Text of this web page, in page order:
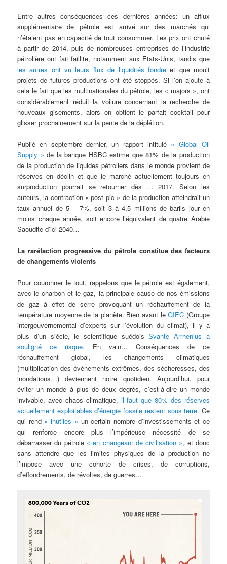
Entre autres conséquences ces dernières années: un afflux
supplémentaire de pétrole est arrivé sur des marchés qui
n’étaient pas en capacité de tout consommer. Les prix ont chuté
à partir de 2014, puis de nombreuses entreprises de l’industrie
pétrolière ont fait faillite, notamment aux Etats-Unis, tandis que
les autres ont vu leurs flux de liquidités fondreet que moult
projets de futures productions ont été stoppés. Si l’on ajoute à
cela le fait que les multinationales du pétrole, les « majors », ont
considérablement réduit la voilure concernant la recherche de
nouveaux gisements, alors on obtient le parfait cocktail pour
glisser prochainement sur la pente de la déplétion.
Publié en septembre dernier, un rapport intitulé « Global Oil
Supply » de la banque HSBC estime que 81% de la production
de la production de liquides pétroliers dans le monde provient de
réserves en déclin et que le marché actuellement toujours en
surproduction pourrait se retourner dès … 2017. Selon les
auteurs, la contraction « post pic » de la production atteindrait un
taux annuel de 5 – 7%, soit 3 à 4,5 millions de barils jour en
moins chaque année, soit encore l’équivalent de quatre Arabie
Saoudite d’ici 2040…
La raréfaction progressive du pétrole constitue des facteurs
de changements violents
Pour couronner le tout, rappelons que le pétrole est également,
avec le charbon et le gaz, la principale cause de nos émissions
de gaz à effet de serre provoquant un réchauffement de la
température moyenne de la planète. Bien avant leGIEC (Groupe
intergouvernemental d’experts sur l’évolution du climat), il y a
plus d’un siècle, le scientifique suédoisSvante Arrhenius a
souligné ce risque. En vain… Conséquences de ce
réchauffement global, les changements climatiques
(multiplication des événements extrêmes, des sécheresses, des
inondations…) deviennent notre quotidien. Aujourd’hui, pour
éviter un monde à plus de deux degrés, c’est-à-dire un monde
invivable, avec chaos climatique, il faut que 80% des réserves
actuellement exploitables d’énergie fossile restent sous terre. Ce
qui rend « inutiles » un certain nombre d’investissements et ce
qui renforce encore plus l’impérieuse nécessité de se
débarrasser du pétrole « en changeant de civilisation », et donc
sans attendre que les limites physiques de la production ne
l’impose avec une cohorte de crises, de corruptions,
d’effondrements, de révoltes, de guerres…